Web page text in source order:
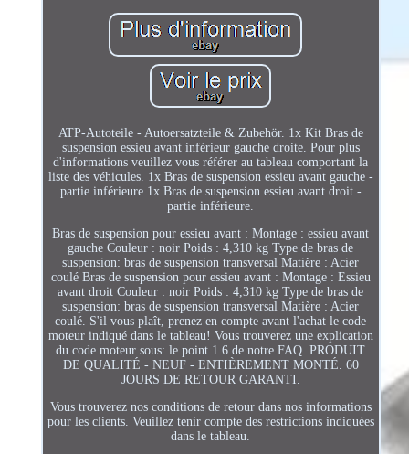
ATP-Autoteile - Autoersatzteile & Zubehör. 1x Kit Bras de
suspension essieu avant inférieur gauche droite. Pour plus
d'informations veuillez vous référer au tableau comportant la
liste des véhicules. 1x Bras de suspension essieu avant gauche -
partie inférieure 1x Bras de suspension essieu avant droit -
partie inférieure.
Bras de suspension pour essieu avant : Montage : essieu avant
gauche Couleur : noir Poids : 4,310 kg Type de bras de
suspension: bras de suspension transversal Matière : Acier
coulé Bras de suspension pour essieu avant : Montage : Essieu
avant droit Couleur : noir Poids : 4,310 kg Type de bras de
suspension: bras de suspension transversal Matière : Acier
coulé. S'il vous plaît, prenez en compte avant l'achat le code
moteur indiqué dans le tableau! Vous trouverez une explication
du code moteur sous: le point 1.6 de notre FAQ. PRODUIT
DE QUALITÉ - NEUF - ENTIÈREMENT MONTÉ. 60
JOURS DE RETOUR GARANTI.
Vous trouverez nos conditions de retour dans nos informations
pour les clients. Veuillez tenir compte des restrictions indiquées
dans le tableau.